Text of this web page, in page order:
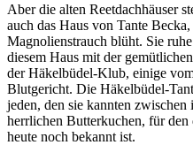
Aber die alten Reetdachhäuser
auch das Haus von Tante
Magnolienstrauch blüht. Sie
diesem Haus mit der
der Häkelbüdel-Klub, einige
Blutgericht. Die Häkelbüdel-
jeden, den sie kannten
herrlichen Butterkuchen, für
heute noch bekannt ist.